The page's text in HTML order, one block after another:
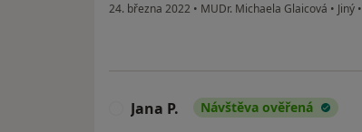
24. března 2022 • MUDr. Michaela Glaicová • Jiný •
Jana P. Návštěva ověřená